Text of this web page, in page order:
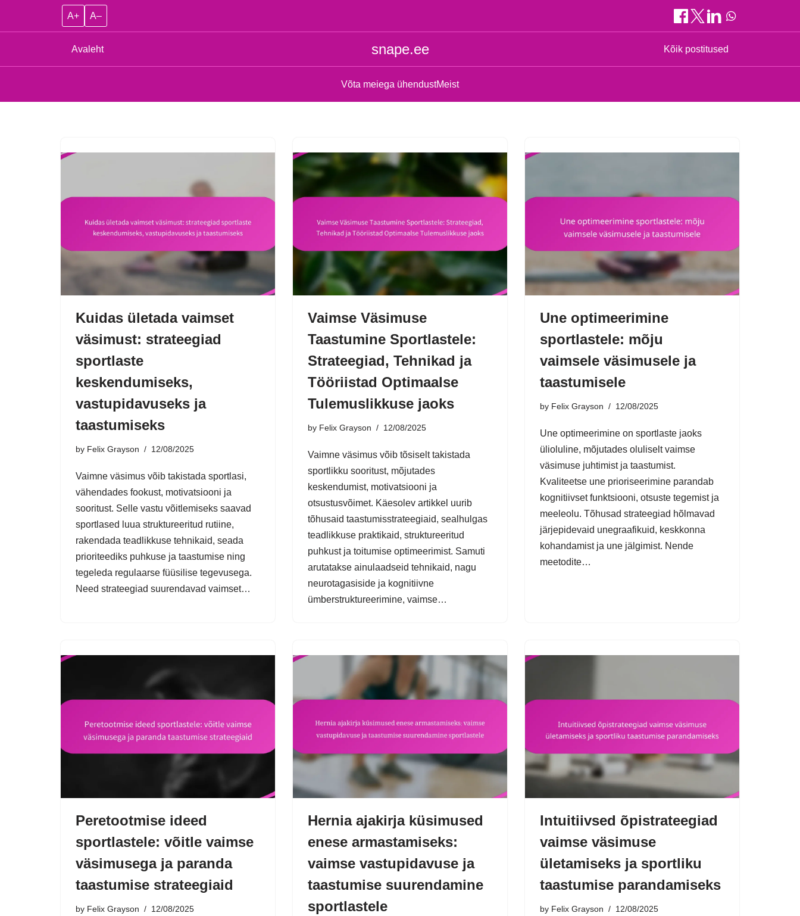
A+ A–
Avaleht snape.ee Kõik postitused
Võta meiega ühendustMeist
Kuidas ületada vaimset
väsimust: strateegiad
sportlaste
keskendumiseks,
vastupidavuseks ja
taastumiseks
by Felix Grayson 12/08/2025
Vaimne väsimus võib takistada sportlasi,
vähendades fookust, motivatsiooni ja
sooritust. Selle vastu võitlemiseks saavad
sportlased luua struktureeritud rutiine,
rakendada teadlikkuse tehnikaid, seada
prioriteediks puhkuse ja taastumise ning
tegeleda regulaarse füüsilise tegevusega.
Need strateegiad suurendavad vaimset…
Vaimse Väsimuse
Taastumine Sportlastele:
Strateegiad, Tehnikad ja
Tööriistad Optimaalse
Tulemuslikkuse jaoks
by Felix Grayson 12/08/2025
Vaimne väsimus võib tõsiselt takistada
sportlikku sooritust, mõjutades
keskendumist, motivatsiooni ja
otsustusvõimet. Käesolev artikkel uurib
tõhusaid taastumisstrateegiaid, sealhulgas
teadlikkuse praktikaid, struktureeritud
puhkust ja toitumise optimeerimist. Samuti
arutatakse ainulaadseid tehnikaid, nagu
neurotagasiside ja kognitiivne
ümberstruktureerimine, vaimse…
Une optimeerimine
sportlastele: mõju
vaimsele väsimusele ja
taastumisele
by Felix Grayson 12/08/2025
Une optimeerimine on sportlaste jaoks
ülioluline, mõjutades oluliselt vaimse
väsimuse juhtimist ja taastumist.
Kvaliteetse une prioriseerimine parandab
kognitiivset funktsiooni, otsuste tegemist ja
meeleolu. Tõhusad strateegiad hõlmavad
järjepidevaid unegraafikuid, keskkonna
kohandamist ja une jälgimist. Nende
meetodite…
Peretootmise ideed
sportlastele: võitle vaimse
väsimusega ja paranda
taastumise strateegiaid
by Felix Grayson 12/08/2025
Hernia ajakirja küsimused
enese armastamiseks:
vaimse vastupidavuse ja
taastumise suurendamine
sportlastele
Intuitiivsed õpistrateegiad
vaimse väsimuse
ületamiseks ja sportliku
taastumise parandamiseks
by Felix Grayson 12/08/2025